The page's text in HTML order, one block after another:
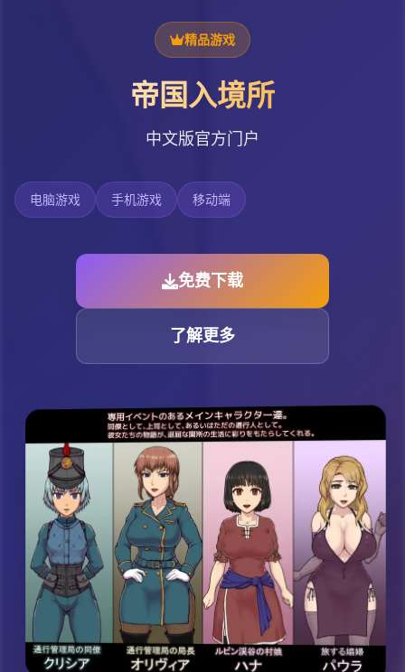
精品游戏
帝国入境所
中文版官方门户
电脑游戏 手机游戏 移动端
免费下载
了解更多